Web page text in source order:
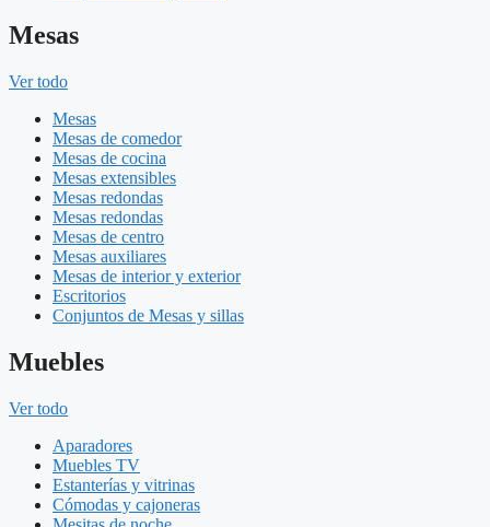
Mesas
Ver todo
Mesas
Mesas de comedor
Mesas de cocina
Mesas extensibles
Mesas redondas
Mesas redondas
Mesas de centro
Mesas auxiliares
Mesas de interior y exterior
Escritorios
Conjuntos de Mesas y sillas
Muebles
Ver todo
Aparadores
Muebles TV
Estanterías y vitrinas
Cómodas y cajoneras